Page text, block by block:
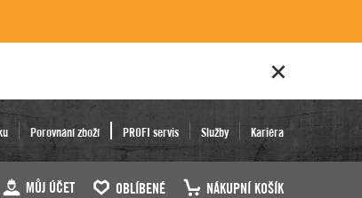
Porovnání zboží PROFI servis Služby Kariéra
MŮJ ÚČET OBLÍBENÉ NÁKUPNÍ KOŠÍK